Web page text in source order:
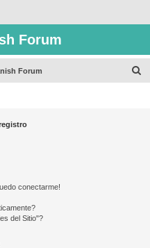
Forum
Forum
conectarme!
del Sitio"?